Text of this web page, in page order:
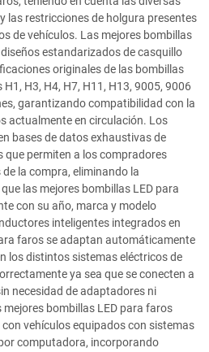
las restricciones de holgura presentes
de vehículos. Las mejores bombillas
estandarizados de casquillo
originales de las bombillas
H3, H4, H7, H11, H13, 9005, 9006
garantizando compatibilidad con la
actualmente en circulación. Los
bases de datos exhaustivas de
permiten a los compradores
la compra, eliminando la
las mejores bombillas LED para
con su año, marca y modelo
inteligentes integrados en
faros se adaptan automáticamente
los distintos sistemas eléctricos de
ya sea que se conecten a
necesidad de adaptadores ni
bombillas LED para faros
vehículos equipados con sistemas
computadora, incorporando